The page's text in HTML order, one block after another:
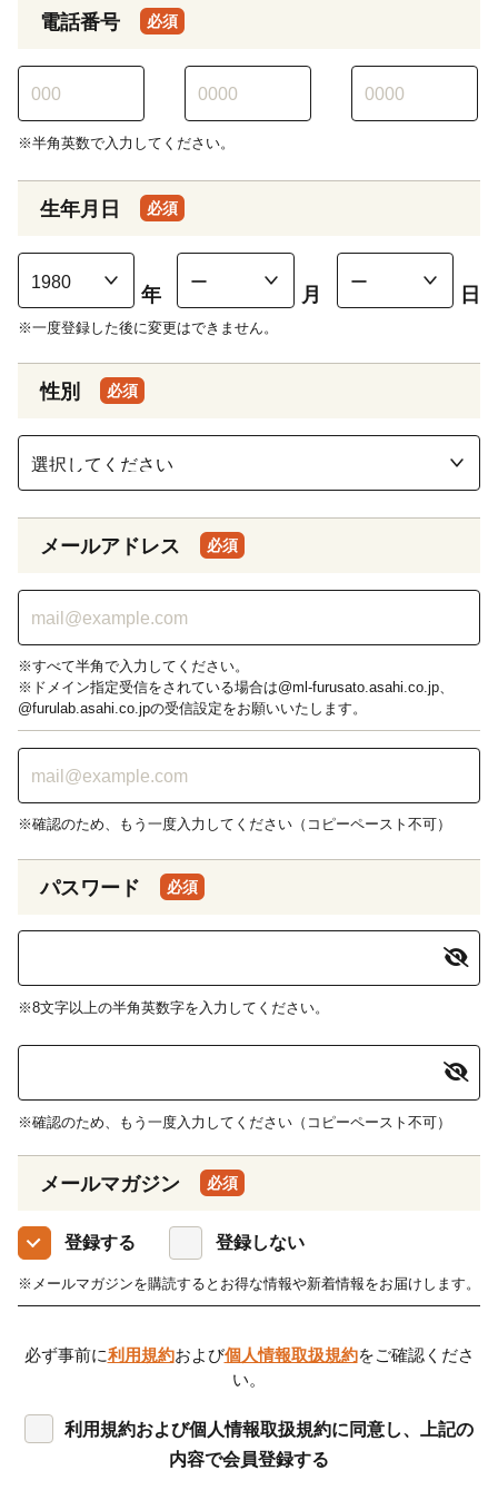
電話番号 必須
※半角英数で入力してください。
生年月日 必須
年 月 日
※一度登録した後に変更はできません。
性別 必須
メールアドレス 必須
※すべて半角で入力してください。
※ドメイン指定受信をされている場合は@ml-furusato.asahi.co.jp、
@furulab.asahi.co.jpの受信設定をお願いいたします。
※確認のため、もう一度入力してください（コピーペースト不可）
パスワード 必須
※8文字以上の半角英数字を入力してください。
※確認のため、もう一度入力してください（コピーペースト不可）
メールマガジン 必須
登録する 登録しない
※メールマガジンを購読するとお得な情報や新着情報をお届けします。
必ず事前に利用規約および個人情報取扱規約をご確認くださ
い。
利⽤規約および個人情報取扱規約に同意し、上記の
内容で会員登録する